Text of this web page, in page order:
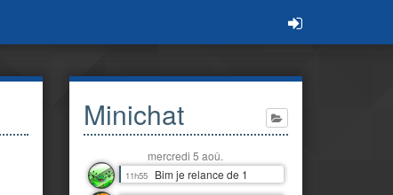
Minichat
mercredi 5 aoû.
11h55 Bim je relance de 1